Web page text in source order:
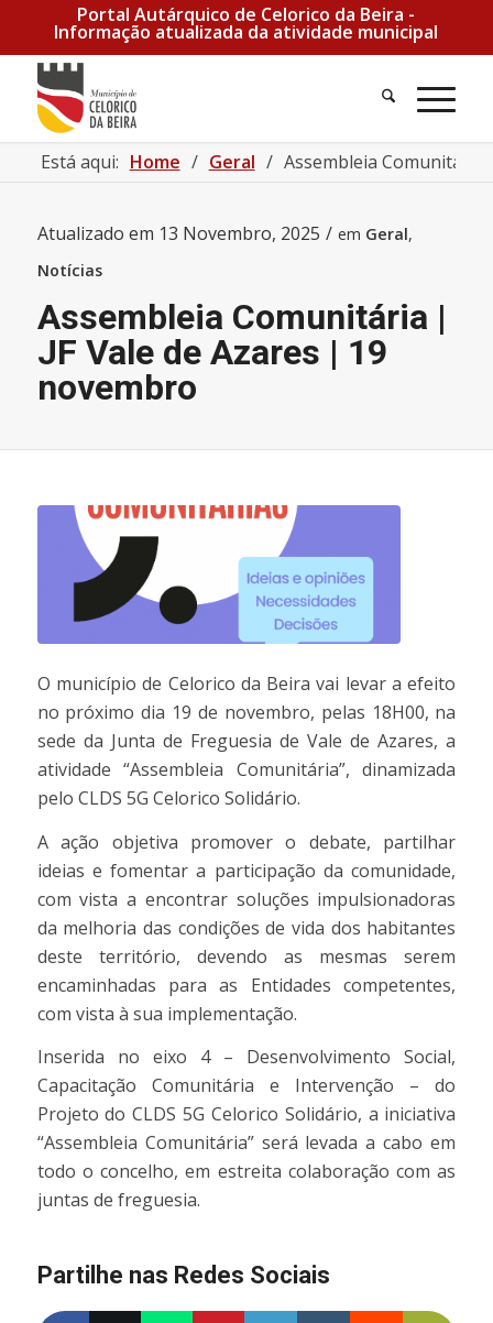
Portal Autárquico de Celorico da Beira -
Informação atualizada da atividade municipal
Pesquisa
Está aqui: Home / Geral / Assembleia Comunitária
Atualizado em 13 Novembro, 2025 / em Geral,
Notícias
Assembleia Comunitária |
JF Vale de Azares | 19
novembro
O município de Celorico da Beira vai levar a efeito
no próximo dia 19 de novembro, pelas 18H00, na
sede da Junta de Freguesia de Vale de Azares, a
atividade “Assembleia Comunitária”, dinamizada
pelo CLDS 5G Celorico Solidário.
A ação objetiva promover o debate, partilhar
ideias e fomentar a participação da comunidade,
com vista a encontrar soluções impulsionadoras
da melhoria das condições de vida dos habitantes
deste território, devendo as mesmas serem
encaminhadas para as Entidades competentes,
com vista à sua implementação.
Inserida no eixo 4 – Desenvolvimento Social,
Capacitação Comunitária e Intervenção – do
Projeto do CLDS 5G Celorico Solidário, a iniciativa
“Assembleia Comunitária” será levada a cabo em
todo o concelho, em estreita colaboração com as
juntas de freguesia.
Partilhe nas Redes Sociais